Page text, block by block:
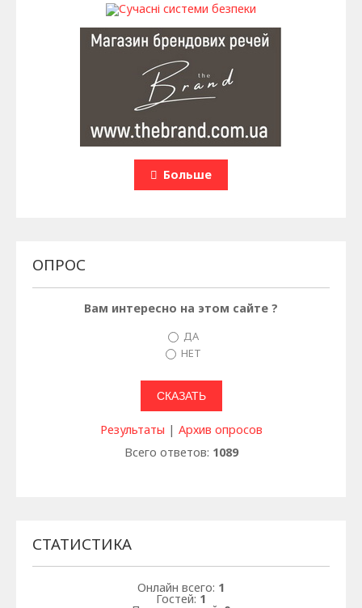
Больше
ОПРОС
Вам интересно на этом сайте ?
ДА
НЕТ
Результаты | Архив опросов
Всего ответов: 1089
СТАТИСТИКА
Онлайн всего: 1
Гостей: 1